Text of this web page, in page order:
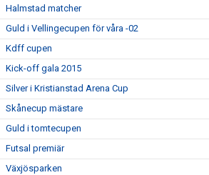
Halmstad matcher
Guld i Vellingecupen för våra -02
Kdff cupen
Kick-off gala 2015
Silver i Kristianstad Arena Cup
Skånecup mästare
Guld i tomtecupen
Futsal premiär
Växjösparken